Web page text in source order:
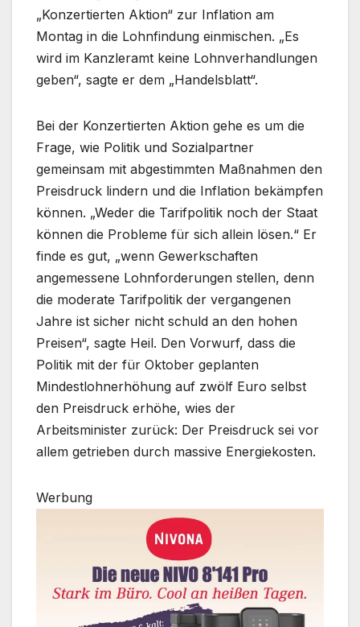
„Konzertierten Aktion“ zur Inflation am
Montag in die Lohnfindung einmischen. „Es
wird im Kanzleramt keine Lohnverhandlungen
geben“, sagte er dem „Handelsblatt“.
Bei der Konzertierten Aktion gehe es um die
Frage, wie Politik und Sozialpartner
gemeinsam mit abgestimmten Maßnahmen den
Preisdruck lindern und die Inflation bekämpfen
können. „Weder die Tarifpolitik noch der Staat
können die Probleme für sich allein lösen.“ Er
finde es gut, „wenn Gewerkschaften
angemessene Lohnforderungen stellen, denn
die moderate Tarifpolitik der vergangenen
Jahre ist sicher nicht schuld an den hohen
Preisen“, sagte Heil. Den Vorwurf, dass die
Politik mit der für Oktober geplanten
Mindestlohnerhöhung auf zwölf Euro selbst
den Preisdruck erhöhe, wies der
Arbeitsminister zurück: Der Preisdruck sei vor
allem getrieben durch massive Energiekosten.
Werbung